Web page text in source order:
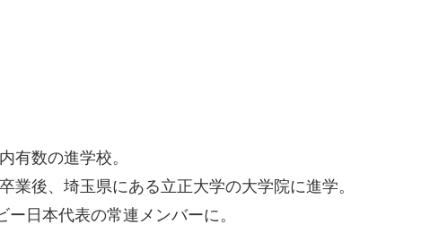
有数の進学校。
業後、埼玉県にある立正大学の大学院に進学。
日本代表の常連メンバーに。